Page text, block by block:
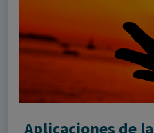
Aplicaciones de